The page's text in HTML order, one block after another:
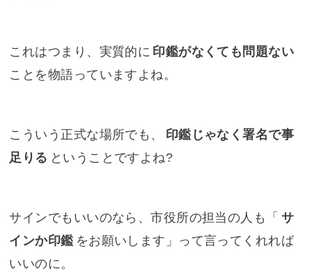
これはつまり、実質的に 印鑑がなくても問題ない
ことを物語っていますよね。
こういう正式な場所でも、
印鑑じゃなく署名で事
足りる ということですよね?
サインでもいいのなら、市役所の担当の人も「 サ
インか印鑑 をお願いします」って言ってくれれば
いいのに。